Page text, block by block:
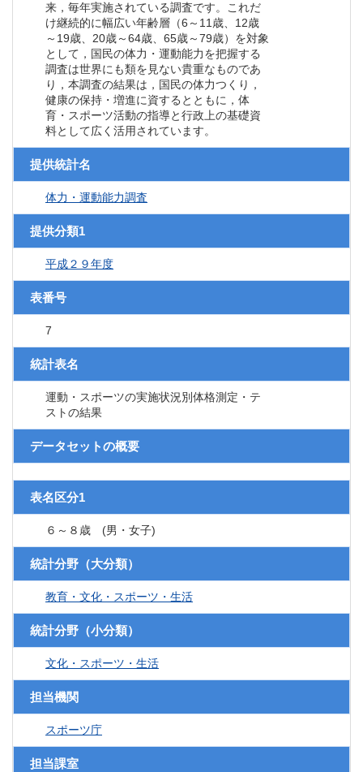
来，毎年実施されている調査です。これだ
け継続的に幅広い年齢層（6～11歳、12歳
～19歳、20歳～64歳、65歳～79歳）を対象
として，国民の体力・運動能力を把握する
調査は世界にも類を見ない貴重なものであ
り，本調査の結果は，国民の体力つくり，
健康の保持・増進に資するとともに，体
育・スポーツ活動の指導と行政上の基礎資
料として広く活用されています。
提供統計名
体力・運動能力調査
提供分類1
平成２９年度
表番号
7
統計表名
運動・スポーツの実施状況別体格測定・テ
ストの結果
データセットの概要
表名区分1
６～８歳 (男・女子)
統計分野（大分類）
教育・文化・スポーツ・生活
統計分野（小分類）
文化・スポーツ・生活
担当機関
スポーツ庁
担当課室